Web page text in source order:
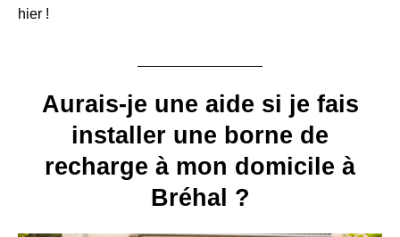
hier !
Aurais-je une aide si je fais
installer une borne de
recharge à mon domicile à
Bréhal ?